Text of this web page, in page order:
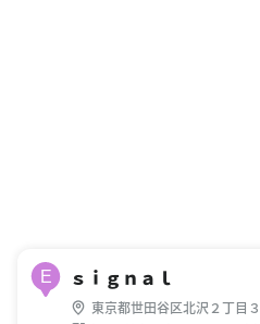
E ｓｉｇｎａｌ
東京都世田谷区北沢２丁目